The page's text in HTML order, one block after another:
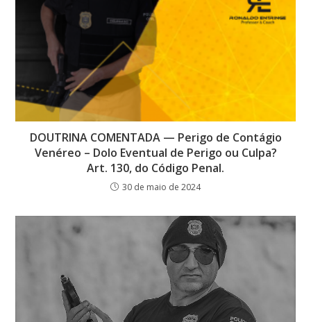
DOUTRINA COMENTADA — Perigo de Contágio
Venéreo – Dolo Eventual de Perigo ou Culpa?
Art. 130, do Código Penal.
30 de maio de 2024